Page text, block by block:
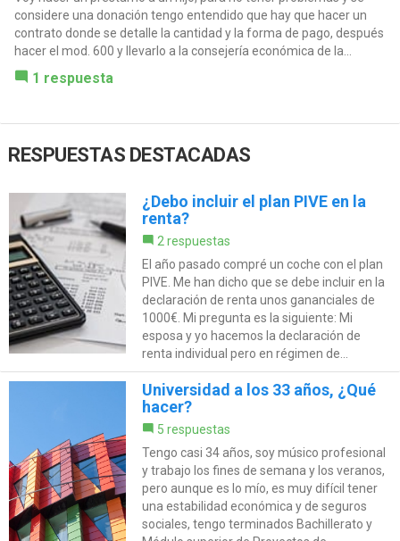
considere una donación tengo entendido que hay que hacer un
contrato donde se detalle la cantidad y la forma de pago, después
hacer el mod. 600 y llevarlo a la consejería económica de la...
1 respuesta
RESPUESTAS DESTACADAS
¿Debo incluir el plan PIVE en la
renta?
2 respuestas
El año pasado compré un coche con el plan
PIVE. Me han dicho que se debe incluir en la
declaración de renta unos gananciales de
1000€. Mi pregunta es la siguiente: Mi
esposa y yo hacemos la declaración de
renta individual pero en régimen de...
Universidad a los 33 años, ¿Qué
hacer?
5 respuestas
Tengo casi 34 años, soy músico profesional
y trabajo los fines de semana y los veranos,
pero aunque es lo mío, es muy difícil tener
una estabilidad económica y de seguros
sociales, tengo terminados Bachillerato y